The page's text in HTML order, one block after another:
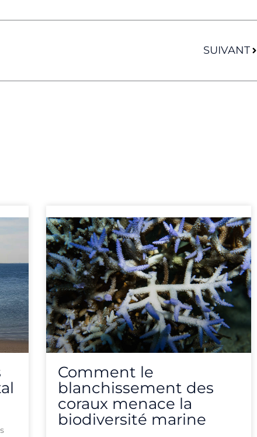
SUIVANT
Comment le
blanchissement des
coraux menace la
biodiversité marine